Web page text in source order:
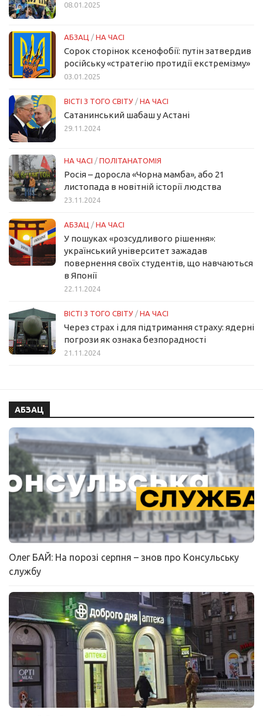
08.01.2025
АБЗАЦ / НА ЧАСІ
Сорок сторінок ксенофобії: путін затвердив
російську «стратегію протидії екстремізму»
03.01.2025
ВІСТІ З ТОГО СВІТУ / НА ЧАСІ
Сатанинський шабаш у Астані
29.11.2024
НА ЧАСІ / ПОЛІТАНАТОМІЯ
Росія – доросла «Чорна мамба», або 21
листопада в новітній історії людства
23.11.2024
АБЗАЦ / НА ЧАСІ
У пошуках «розсудливого рішення»:
український університет зажадав
повернення своїх студентів, що навчаються
в Японії
22.11.2024
ВІСТІ З ТОГО СВІТУ / НА ЧАСІ
Через страх і для підтримання страху: ядерні
погрози як ознака безпорадності
21.11.2024
АБЗАЦ
Олег БАЙ: На порозі серпня – знов про Консульську
службу